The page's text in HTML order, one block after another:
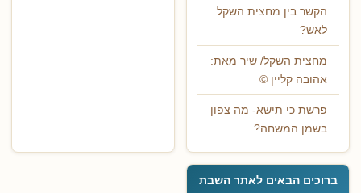
הקשר בין מחצית השקל
לאש?
מחצית השקל/ שיר מאת:
אהובה קליין ©
פרשת כי תישא- מה צפון
בשמן המשחה?
ברוכים הבאים לאתר השבת